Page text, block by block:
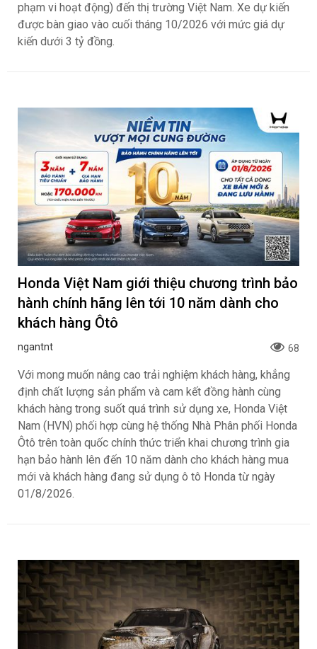
phạm vi hoạt động) đến thị trường Việt Nam. Xe dự kiến
được bàn giao vào cuối tháng 10/2026 với mức giá dự
kiến dưới 3 tỷ đồng.
Honda Việt Nam giới thiệu chương trình bảo
hành chính hãng lên tới 10 năm dành cho
khách hàng Ôtô
ngantnt 68
Với mong muốn nâng cao trải nghiệm khách hàng, khẳng
định chất lượng sản phẩm và cam kết đồng hành cùng
khách hàng trong suốt quá trình sử dụng xe, Honda Việt
Nam (HVN) phối hợp cùng hệ thống Nhà Phân phối Honda
Ôtô trên toàn quốc chính thức triển khai chương trình gia
hạn bảo hành lên đến 10 năm dành cho khách hàng mua
mới và khách hàng đang sử dụng ô tô Honda từ ngày
01/8/2026.